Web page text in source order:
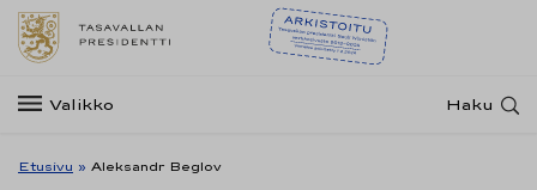
Valikko Haku
Etusivu » Aleksandr Beglov